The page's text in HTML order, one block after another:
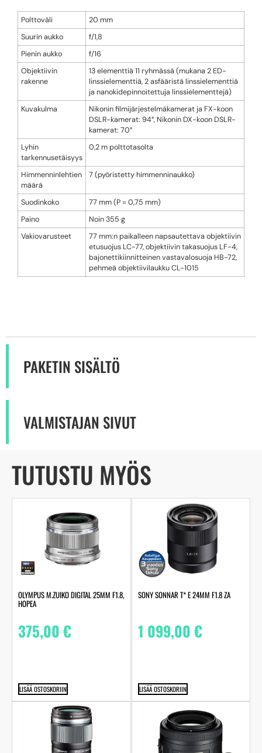
Polttoväli
20 mm
Suurin aukko
f/1,8
Pienin aukko
f/16
Objektiivin
rakenne
13 elementtiä 11 ryhmässä (mukana 2 ED-
linssielementtiä, 2 asfääristä linssielementtiä
ja nanokidepinnoitettuja linssielementtejä)
Kuvakulma
Nikonin filmijärjestelmäkamerat ja FX-koon
DSLR-kamerat: 94°, Nikonin DX-koon DSLR-
kamerat: 70°
Lyhin
tarkennusetäisyys
0,2 m polttotasolta
Himmenninlehtien
määrä
7 (pyöristetty himmenninaukko)
Suodinkoko
77 mm (P = 0,75 mm)
Paino
Noin 355 g
Vakiovarusteet
77 mm:n paikalleen napsautettava objektiivin
etusuojus LC-77, objektiivin takasuojus LF-4,
bajonettikiinnitteinen vastavalosuoja HB-72,
pehmeä objektiivilaukku CL-1015
PAKETIN SISÄLTÖ
VALMISTAJAN SIVUT
TUTUSTU MYÖS
OLYMPUS M.ZUIKO DIGITAL 25MM F1.8,
HOPEA
375,00€
LISÄÄ OSTOSKORIIN
SONY SONNAR T* E 24MM F1.8 ZA
1 099,00€
LISÄÄ OSTOSKORIIN